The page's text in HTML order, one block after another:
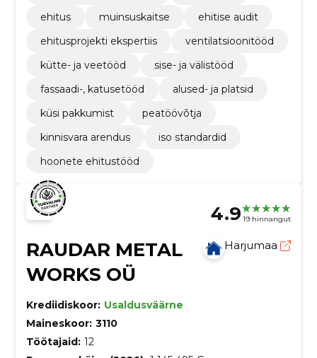
ehitus
muinsuskaitse
ehitise audit
ehitusprojekti ekspertiis
ventilatsioonitööd
kütte- ja veetööd
sise- ja välistööd
fassaadi-, katusetööd
alused- ja platsid
küsi pakkumist
peatöövõtja
kinnisvara arendus
iso standardid
hoonete ehitustööd
4.9 19 hinnangut
RAUDAR METAL
WORKS OÜ
Harjumaa
Krediidiskoor: Usaldusväärne
Maineskoor: 3110
Töötajaid: 12